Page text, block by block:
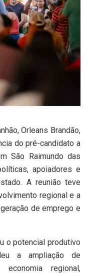
Orleans Brandão,
do pré-candidato a
São Raimundo das
apoiadores e
A reunião teve
regional e a
de emprego e
o potencial produtivo
a ampliação de
regional,